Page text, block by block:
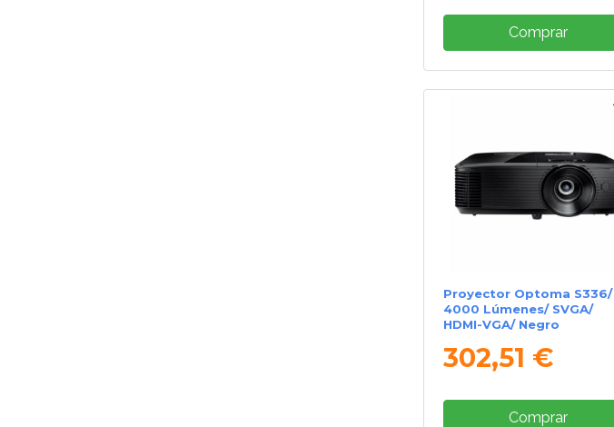
Comprar
Proyector Optoma S336/
4000 Lúmenes/ SVGA/
HDMI-VGA/ Negro
302,51 €
Comprar